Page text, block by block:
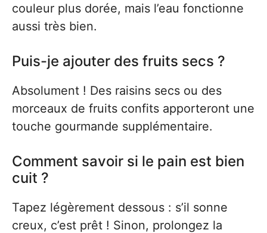
couleur plus dorée, mais l’eau fonctionne
aussi très bien.
Puis-je ajouter des fruits secs ?
Absolument ! Des raisins secs ou des
morceaux de fruits confits apporteront une
touche gourmande supplémentaire.
Comment savoir si le pain est bien
cuit ?
Tapez légèrement dessous : s’il sonne
creux, c’est prêt ! Sinon, prolongez la